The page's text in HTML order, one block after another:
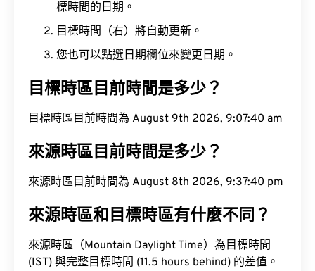
標時間的日期。
目標時間（右）將自動更新。
您也可以點選日期欄位來變更日期。
目標時區目前時間是多少？
目標時區目前時間為 August 9th 2026, 9:07:41 am
來源時區目前時間是多少？
來源時區目前時間為 August 8th 2026, 9:37:41 pm
來源時區和目標時區有什麼不同？
來源時區（Mountain Daylight Time）為目標時間
(IST) 與完整目標時間 (11.5 hours behind) 的差值。